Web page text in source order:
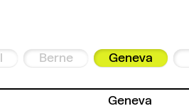
Berne Geneva
Geneva